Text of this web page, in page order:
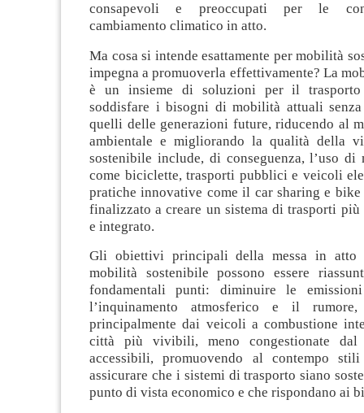
consapevoli e preoccupati per le
cambiamento climatico in atto.
Ma cosa si intende esattamente per mobilità
impegna a promuoverla effettivamente? La
è un insieme di soluzioni per il
soddisfare i bisogni di mobilità attuali senza
quelli delle generazioni future, riducendo al
ambientale e migliorando la qualità della
sostenibile include, di conseguenza, l’uso di
come biciclette, trasporti pubblici e veicoli
pratiche innovative come il car sharing e
finalizzato a creare un sistema di trasporti
e integrato.
Gli obiettivi principali della messa in
mobilità sostenibile possono essere
fondamentali punti: diminuire le
l’inquinamento atmosferico e il
principalmente dai veicoli a combustione
città più vivibili, meno congestionate
accessibili, promuovendo al contempo
assicurare che i sistemi di trasporto siano
punto di vista economico e che rispondano ai